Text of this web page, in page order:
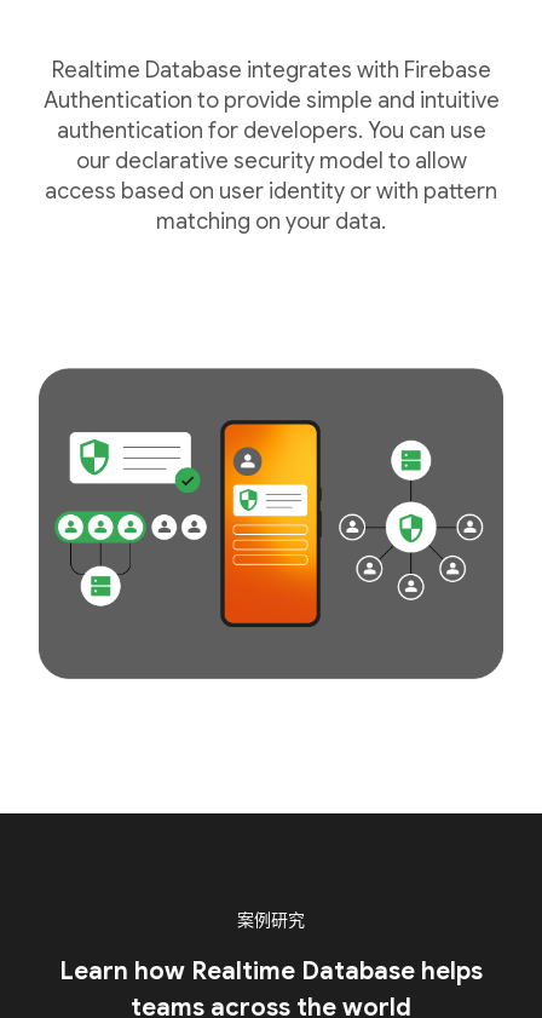
Realtime Database integrates with Firebase
Authentication to provide simple and intuitive
authentication for developers. You can use
our declarative security model to allow
access based on user identity or with pattern
matching on your data.
案例研究
Learn how Realtime Database helps
teams across the world